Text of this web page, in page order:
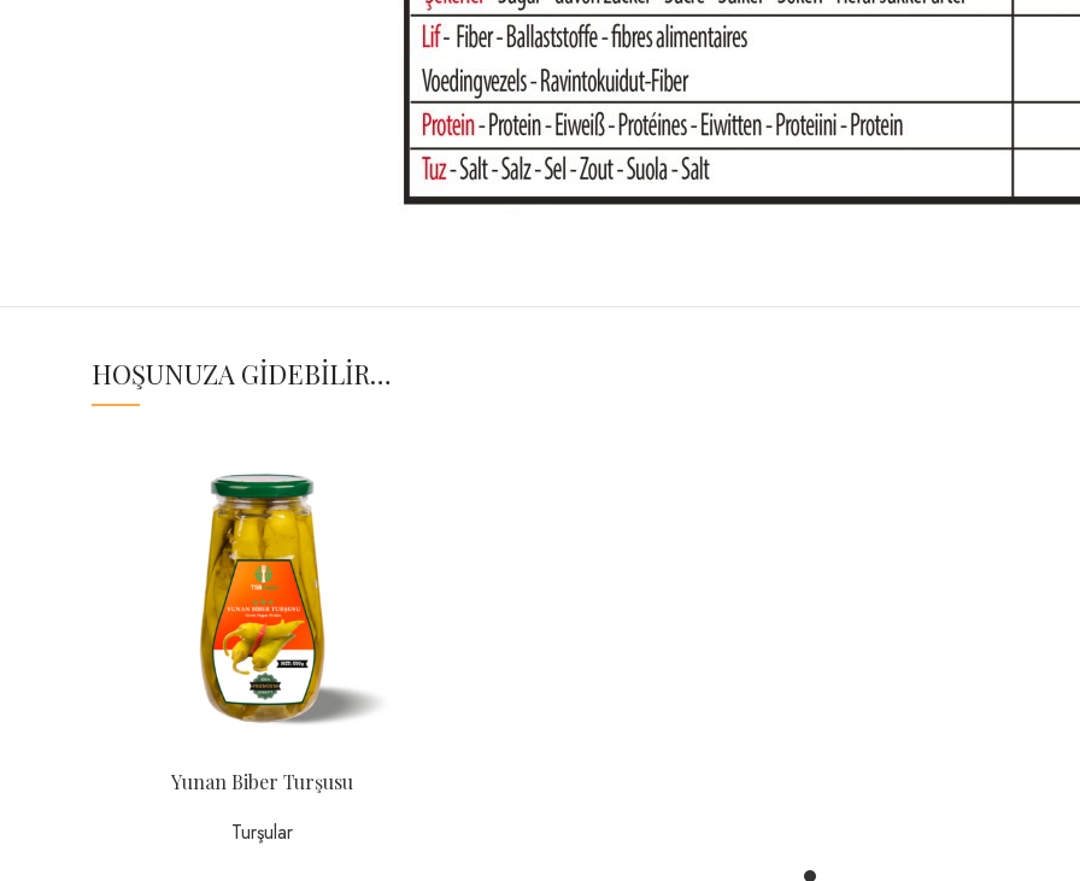
HOŞUNUZA GIDEBILIR…
Yunan Biber Turşusu
Turşular